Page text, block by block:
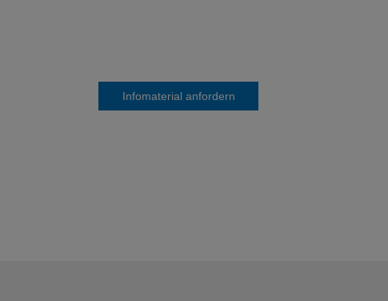
Infomaterial anfordern